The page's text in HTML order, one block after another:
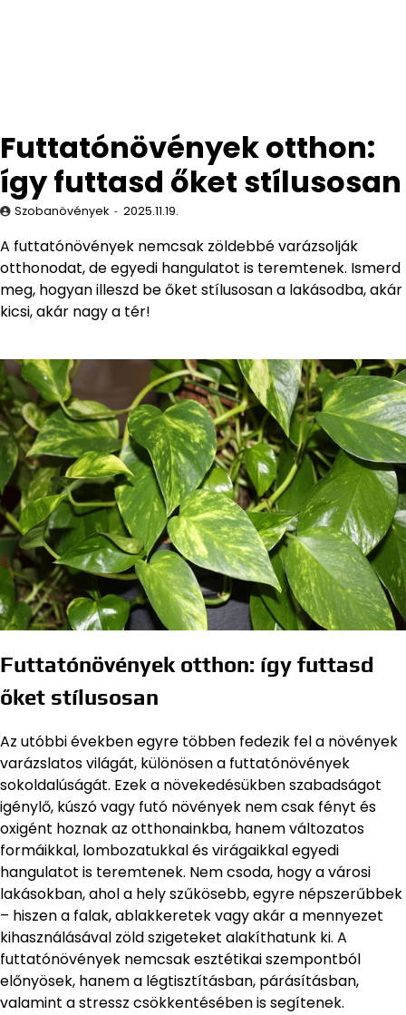
Futtatónövények otthon:
így futtasd őket stílusosan
Szobanövények 2025.11.19.
A futtatónövények nemcsak zöldebbé varázsolják
otthonodat, de egyedi hangulatot is teremtenek. Ismerd
meg, hogyan illeszd be őket stílusosan a lakásodba, akár
kicsi, akár nagy a tér!
Futtatónövények otthon: így futtasd
őket stílusosan
Az utóbbi években egyre többen fedezik fel a növények
varázslatos világát, különösen a futtatónövények
sokoldalúságát. Ezek a növekedésükben szabadságot
igénylő, kúszó vagy futó növények nem csak fényt és
oxigént hoznak az otthonainkba, hanem változatos
formáikkal, lombozatukkal és virágaikkal egyedi
hangulatot is teremtenek. Nem csoda, hogy a városi
lakásokban, ahol a hely szűkösebb, egyre népszerűbbek
– hiszen a falak, ablakkeretek vagy akár a mennyezet
kihasználásával zöld szigeteket alakíthatunk ki. A
futtatónövények nemcsak esztétikai szempontból
előnyösek, hanem a légtisztításban, párásításban,
valamint a stressz csökkentésében is segítenek.